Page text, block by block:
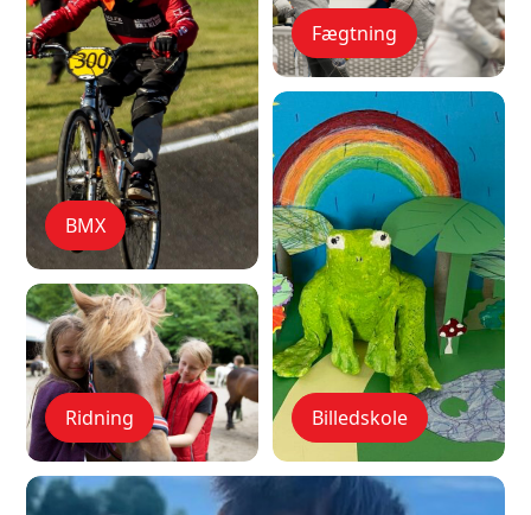
BMX
Fægtning
Billedskole
Ridning